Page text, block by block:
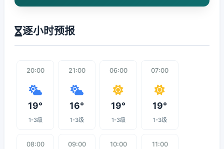
逐小时预报
20:00
19°
1-3级
21:00
16°
1-3级
06:00
19°
1-3级
07:00
19°
1-3级
08:00 09:00 10:00 11:00